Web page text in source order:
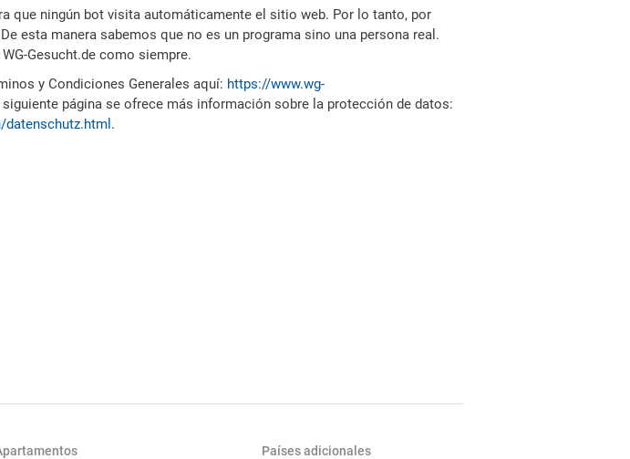
que ningún bot visita automáticamente el sitio web. Por lo tanto, por
esta manera sabemos que no es un programa sino una persona real.
Gesucht.de como siempre.
y Condiciones Generales aquí: https://www.wg-
siguiente página se ofrece más información sobre la protección de datos:
.
Países adicionales